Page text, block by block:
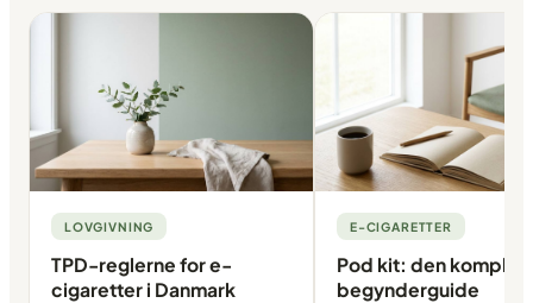
LOVGIVNING
TPD-reglerne for e-
cigaretter i Danmark
E-CIGARETTER
Pod kit: den
begynderguide